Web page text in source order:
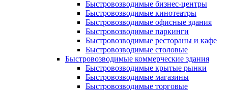
Быстровозводимые бизнес-центры
Быстровозводимые кинотеатры
Быстровозводимые офисные здания
Быстровозводимые паркинги
Быстровозводимые рестораны и кафе
Быстровозводимые столовые
Быстровозводимые коммерческие здания
Быстровозводимые крытые рынки
Быстровозводимые магазины
Быстровозводимые торговые